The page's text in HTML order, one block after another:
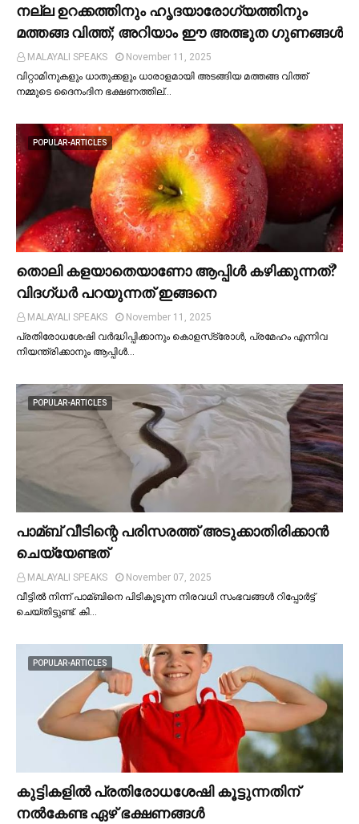
നല്ല ഉറക്കത്തിനും ഹൃദയാരോഗ്യത്തിനും
മത്തങ്ങ വിത്ത്; അറിയാം ഈ അത്ഭുത ഗുണങ്ങള്‍
MALAYALI SPEAKS
November 11, 2025
വിറ്റാമിനുകളും ധാതുക്കളും ധാരാളമായി അടങ്ങിയ മത്തങ്ങ വിത്ത്
നമ്മുടെ ദൈനംദിന ഭക്ഷണത്തില്…
POPULAR-ARTICLES
തൊലി കളയാതെയാണോ ആപ്പിള്‍ കഴിക്കുന്നത്?
വിദഗ്ധര്‍ പറയുന്നത് ഇങ്ങനെ
MALAYALI SPEAKS
November 11, 2025
പ്രതിരോധശേഷി വർദ്ധിപ്പിക്കാനും കൊളസ്‌ട്രോള്‍, പ്രമേഹം എന്നിവ
നിയന്ത്രിക്കാനും ആപ്പിള്‍…
POPULAR-ARTICLES
പാമ്ബ് വീടിന്റെ പരിസരത്ത് അടുക്കാതിരിക്കാൻ
ചെയ്യേണ്ടത്
MALAYALI SPEAKS
November 07, 2025
വീട്ടില്‍ നിന്ന് പാമ്ബിനെ പിടികൂടുന്ന നിരവധി സംഭവങ്ങള്‍ റിപ്പോർട്ട്
ചെയ്തിട്ടുണ്ട്. കി…
POPULAR-ARTICLES
കുട്ടികളില്‍ പ്രതിരോധശേഷി കൂട്ടുന്നതിന്
നല്‍കേണ്ട ഏഴ് ഭക്ഷണങ്ങള്‍